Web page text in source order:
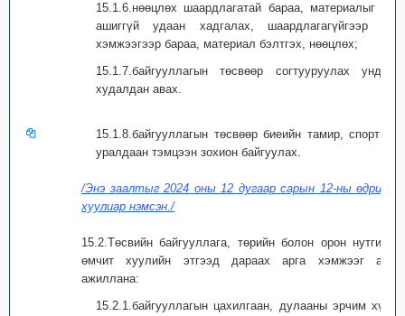
15.1.6.нөөцлөх шаардлагатай бараа, материалыг үр
ашиггүй удаан хадгалах, шаардлагагүйгээр их
хэмжээгээр бараа, материал бэлтгэх, нөөцлөх;
15.1.7.байгууллагын төсвөөр согтууруулах ундаа
худалдан авах.
15.1.8.байгууллагын төсвөөр биеийн тамир, спортын
уралдаан тэмцээн зохион байгуулах.
/Энэ заалтыг 2024 оны 12 дугаар сарын 12-ны өдрийн
хуулиар нэмсэн./
15.2.Төсвийн байгууллага, төрийн болон орон нутгийн
өмчит хуулийн этгээд дараах арга хэмжээг авч
ажиллана:
15.2.1.байгууллагын цахилгаан, дулааны эрчим хүч,